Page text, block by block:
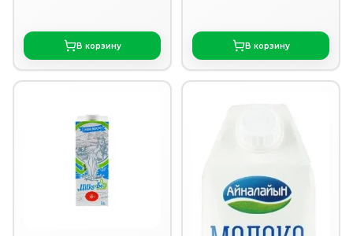
В корзину В корзину